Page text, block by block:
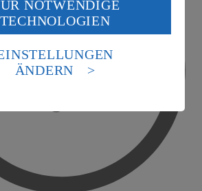
klickst, willigst du im Sinne
1 Satz 1 lit. a) DSGVO ein, dass deine
verarbeitet werden. Der EuGH sieht
mit einem nach europäischen
Datenschutzniveau an.
eines Zugriffs durch US-
Herausgeber der Seite findest du
NOTWENDIGE
TECHNOLOGIEN
ÄNDERN